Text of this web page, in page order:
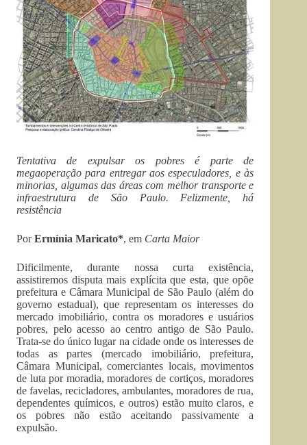
Tentativa de expulsar os pobres é parte de
megaoperação para entregar aos especuladores, e às
minorias, algumas das áreas com melhor transporte e
infraestrutura de São Paulo. Felizmente, há
resistência
PorErmínia Maricato*, em Carta Maior
Dificilmente, durante nossa curta existência,
assistiremos disputa mais explícita que esta, que opõe
prefeitura e Câmara Municipal de São Paulo (além do
governo estadual), que representam os interesses do
mercado imobiliário, contra os moradores e usuários
pobres, pelo acesso ao centro antigo de São Paulo.
Trata-se do único lugar na cidade onde os interesses de
todas as partes (mercado imobiliário, prefeitura,
Câmara Municipal, comerciantes locais, movimentos
de luta por moradia, moradores de cortiços, moradores
de favelas, recicladores, ambulantes, moradores de rua,
dependentes químicos, e outros) estão muito claros, e
os pobres não estão aceitando passivamente a
expulsão.